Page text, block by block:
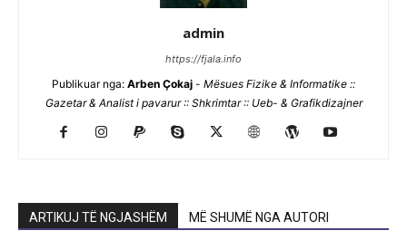
admin
https://fjala.info
Publikuar nga: Arben Çokaj - Mësues Fizike & Informatike ::
Gazetar & Analist i pavarur :: Shkrimtar :: Ueb- & Grafikdizajner
ARTIKUJ TË NGJASHËM MË SHUMË NGA AUTORI